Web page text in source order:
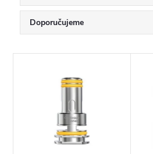
Ř
a
Doporučujeme
Abecedně